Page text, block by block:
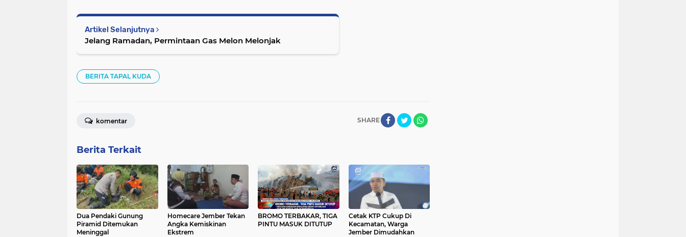
Artikel Selanjutnya
Jelang Ramadan, Permintaan Gas Melon Melonjak
BERITA TAPAL KUDA
SHARE
komentar
Berita Terkait
Dua Pendaki Gunung
Piramid Ditemukan
Meninggal
Homecare Jember Tekan
Angka Kemiskinan
Ekstrem
BROMO TERBAKAR, TIGA
PINTU MASUK DITUTUP
Cetak KTP Cukup Di
Kecamatan, Warga
Jember Dimudahkan